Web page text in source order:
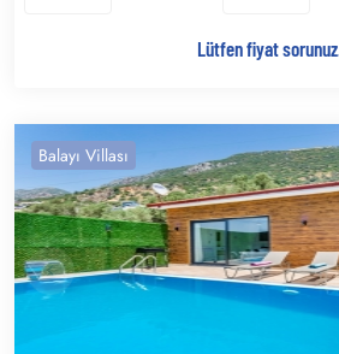
Lütfen fiyat sorunuz.
Balayı Villası